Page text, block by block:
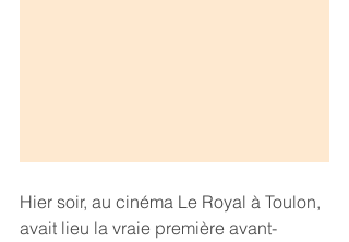
Hier soir, au cinéma Le Royal à Toulon,
avait lieu la vraie première avant-